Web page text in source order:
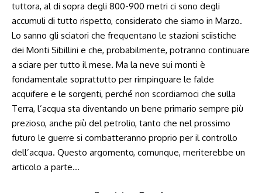
tuttora, al di sopra degli 800-900 metri ci sono degli
accumuli di tutto rispetto, considerato che siamo in Marzo.
Lo sanno gli sciatori che frequentano le stazioni sciistiche
dei Monti Sibillini e che, probabilmente, potranno continuare
a sciare per tutto il mese. Ma la neve sui monti è
fondamentale soprattutto per rimpinguare le falde
acquifere e le sorgenti, perché non scordiamoci che sulla
Terra, l’acqua sta diventando un bene primario sempre più
prezioso, anche più del petrolio, tanto che nel prossimo
futuro le guerre si combatteranno proprio per il controllo
dell’acqua. Questo argomento, comunque, meriterebbe un
articolo a parte…